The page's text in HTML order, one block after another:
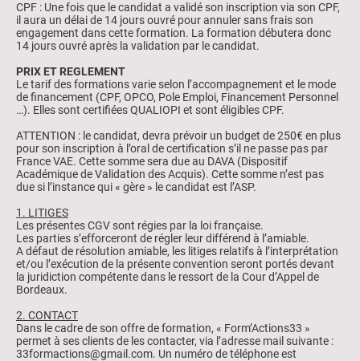
CPF : Une fois que le candidat a validé son inscription via son CPF,
il aura un délai de 14 jours ouvré pour annuler sans frais son
engagement dans cette formation. La formation débutera donc
14 jours ouvré après la validation par le candidat.
PRIX ET REGLEMENT
Le tarif des formations varie selon l’accompagnement et le mode
de financement (CPF, OPCO, Pole Emploi, Financement Personnel
…). Elles sont certifiées QUALIOPI et sont éligibles CPF.
ATTENTION : le candidat, devra prévoir un budget de 250€ en plus
pour son inscription à l’oral de certification s’il ne passe pas par
France VAE. Cette somme sera due au DAVA (Dispositif
Académique de Validation des Acquis). Cette somme n’est pas
due si l’instance qui « gère » le candidat est l’ASP.
1. LITIGES
Les présentes CGV sont régies par la loi française.
Les parties s’efforceront de régler leur différend à l’amiable.
A défaut de résolution amiable, les litiges relatifs à l’interprétation
et/ou l’exécution de la présente convention seront portés devant
la juridiction compétente dans le ressort de la Cour d’Appel de
Bordeaux.
2. CONTACT
Dans le cadre de son offre de formation, « Form’Actions33 »
permet à ses clients de les contacter, via l’adresse mail suivante :
33formactions@gmail.com. Un numéro de téléphone est